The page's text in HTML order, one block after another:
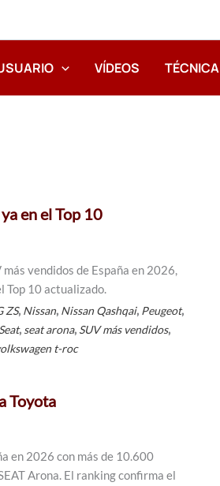
VÍDEOS TÉCNICA
en el Top 10
vendidos de España en 2026,
Top 10 actualizado.
ZS, Nissan, Nissan Qashqai, Peugeot,
Seat, seat arona, SUV más vendidos,
t-roc
Toyota
en 2026 con más de 10.600
Arona. El ranking confirma el